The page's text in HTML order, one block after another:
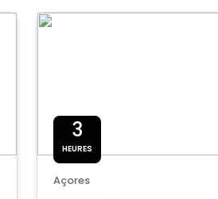
3
HEURES
Açores